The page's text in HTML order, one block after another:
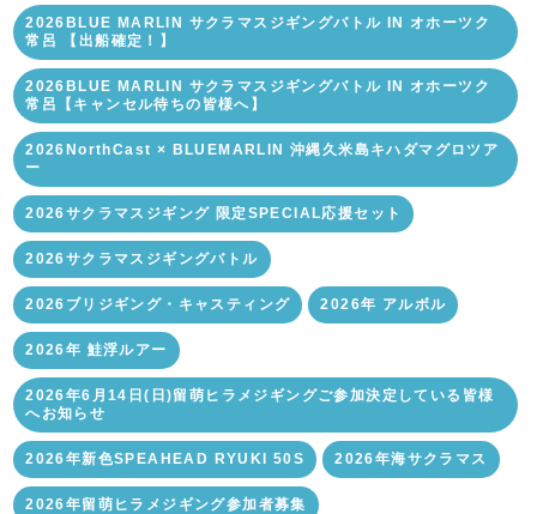
2026BLUE MARLIN サクラマスジギングバトル IN オホーツク
常呂 【出船確定！】
2026BLUE MARLIN サクラマスジギングバトル IN オホーツク
常呂【キャンセル待ちの皆様へ】
2026NorthCast × BLUEMARLIN 沖縄久米島キハダマグロツア
ー
2026サクラマスジギング 限定SPECIAL応援セット
2026サクラマスジギングバトル
2026ブリジギング・キャスティング 2026年 アルボル
2026年 鮭浮ルアー
2026年6月14日(日)留萌ヒラメジギングご参加決定している皆様
へお知らせ
2026年新色SPEAHEAD RYUKI 50S 2026年海サクラマス
2026年留萌ヒラメジギング参加者募集